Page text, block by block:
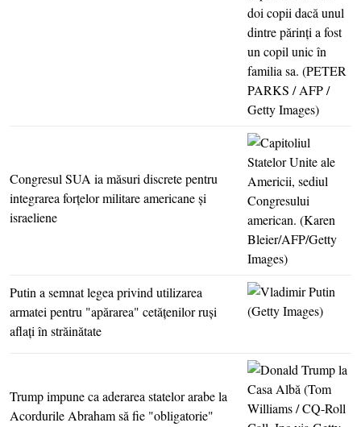
Congresul SUA ia măsuri discrete pentru
integrarea forţelor militare americane şi
israeliene
Putin a semnat legea privind utilizarea
armatei pentru "apărarea" cetăţenilor ruşi
aflaţi în străinătate
Trump impune ca aderarea statelor arabe la
Acordurile Abraham să fie "obligatorie"